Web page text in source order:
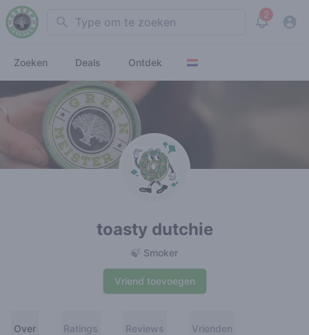
Search 2
View
Zoeken Deals Ontdek
toasty dutchie
🍃 Smoker
Vriend toevoegen
Over Ratings Reviews Vrienden